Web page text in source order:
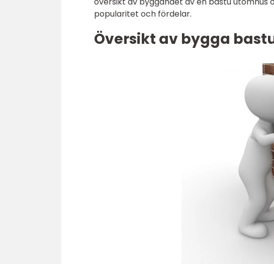
popularitet och fördelar.
Översikt av bygga